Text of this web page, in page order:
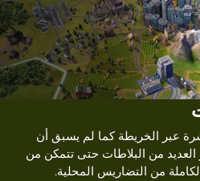
عبر الخريطة كما لم يسبق أن
من البلاطات حتى تتمكن من
من التضاريس المحلية.